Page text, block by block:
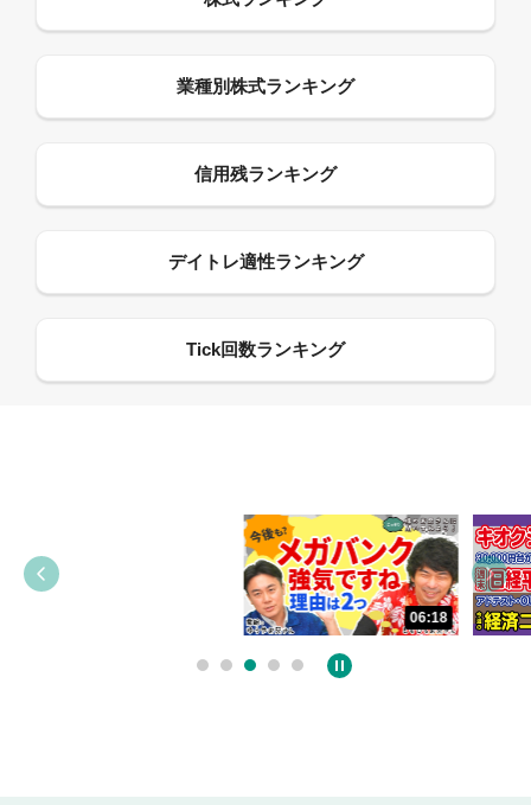
06:18